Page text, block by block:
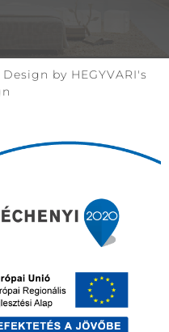
by HEGYVARI's